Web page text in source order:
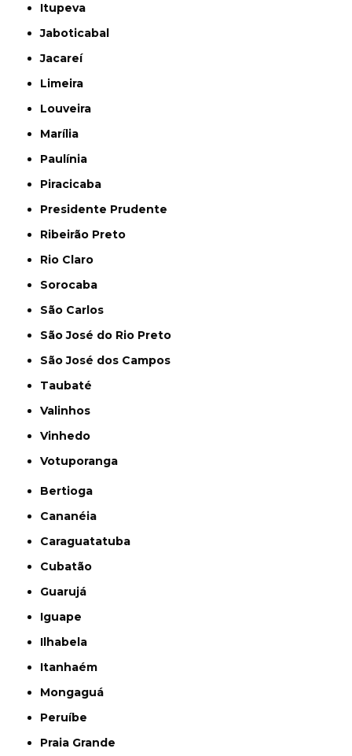
Itupeva
Jaboticabal
Jacareí
Limeira
Louveira
Marília
Paulínia
Piracicaba
Presidente Prudente
Ribeirão Preto
Rio Claro
Sorocaba
São Carlos
São José do Rio Preto
São José dos Campos
Taubaté
Valinhos
Vinhedo
Votuporanga
Bertioga
Cananéia
Caraguatatuba
Cubatão
Guarujá
Iguape
Ilhabela
Itanhaém
Mongaguá
Peruíbe
Praia Grande